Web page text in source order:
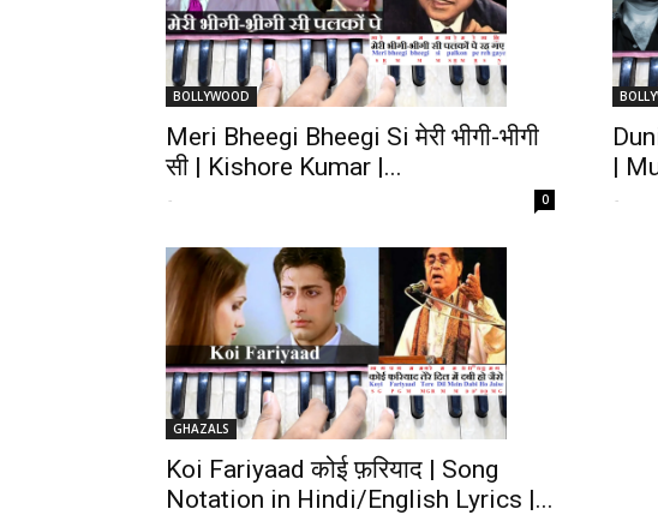
BOLLYWOOD
Meri Bheegi Bheegi Si मेरी भीगी-भीगी
सी | Kishore Kumar |...
- 0
|
-
GHAZALS
Koi Fariyaad कोई फ़रियाद | Song
Notation in Hindi/English Lyrics |...